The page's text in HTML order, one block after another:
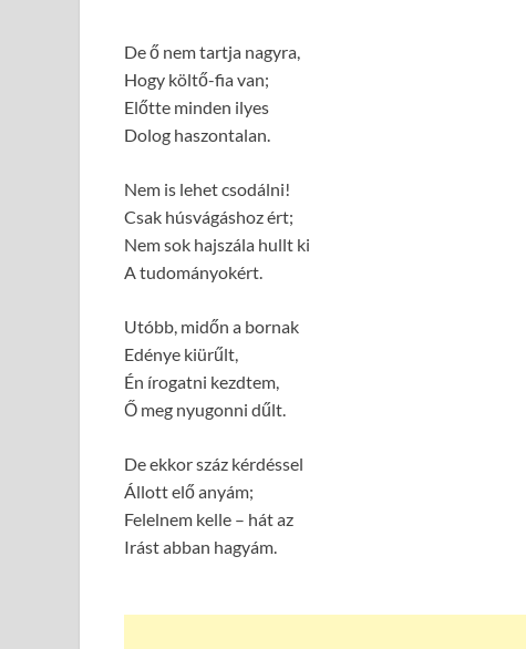
De ő nem tartja nagyra,
Hogy költő-fia van;
Előtte minden ilyes
Dolog haszontalan.
Nem is lehet csodálni!
Csak húsvágáshoz ért;
Nem sok hajszála hullt ki
A tudományokért.
Utóbb, midőn a bornak
Edénye kiürűlt,
Én írogatni kezdtem,
Ő meg nyugonni dűlt.
De ekkor száz kérdéssel
Állott elő anyám;
Felelnem kelle – hát az
Irást abban hagyám.